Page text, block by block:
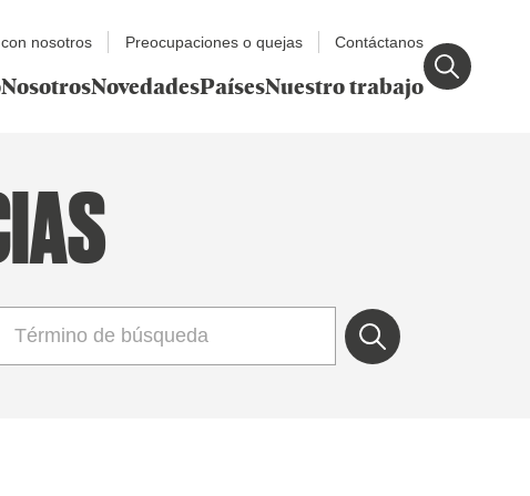
nosotros Preocupaciones o quejas Contáctanos
NosotrosNovedadesPaísesNuestro trabajo